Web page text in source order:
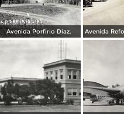
Avenida Porfirio Diaz.